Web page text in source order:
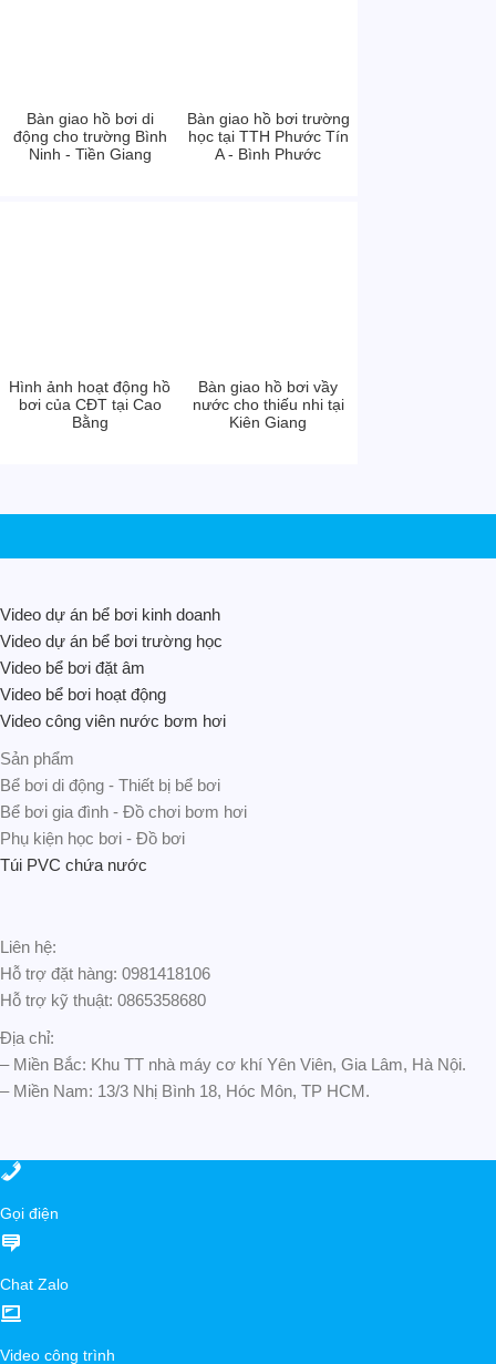
Bàn giao hồ bơi di
động cho trường Bình
Ninh - Tiền Giang
Bàn giao hồ bơi trường
học tại TTH Phước Tín
A - Bình Phước
Hình ảnh hoạt động hồ
bơi của CĐT tại Cao
Bằng
Bàn giao hồ bơi vầy
nước cho thiếu nhi tại
Kiên Giang
Video dự án bể bơi kinh doanh
Video dự án bể bơi trường học
Video bể bơi đặt âm
Video bể bơi hoạt động
Video công viên nước bơm hơi
Sản phẩm
Bể bơi di động - Thiết bị bể bơi
Bể bơi gia đình - Đồ chơi bơm hơi
Phụ kiện học bơi - Đồ bơi
Túi PVC chứa nước
Liên hệ:
Hỗ trợ đặt hàng: 0981418106
Hỗ trợ kỹ thuật: 0865358680
Địa chỉ:
– Miền Bắc: Khu TT nhà máy cơ khí Yên Viên, Gia Lâm, Hà Nội.
– Miền Nam: 13/3 Nhị Bình 18, Hóc Môn, TP HCM.
Gọi điện
Chat Zalo
Video công trình